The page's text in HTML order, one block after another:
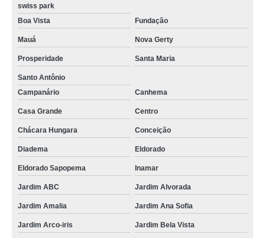
swiss park
Boa Vista
Fundação
Mauá Nova Gerty
Prosperidade Santa Maria
Santo Antônio
Campanário
Canhema
Casa Grande Centro
Chácara Hungara Conceição
Diadema Eldorado
Eldorado Sapopema Inamar
Jardim ABC Jardim Alvorada
Jardim Amalia Jardim Ana Sofia
Jardim Arco-iris Jardim Bela Vista